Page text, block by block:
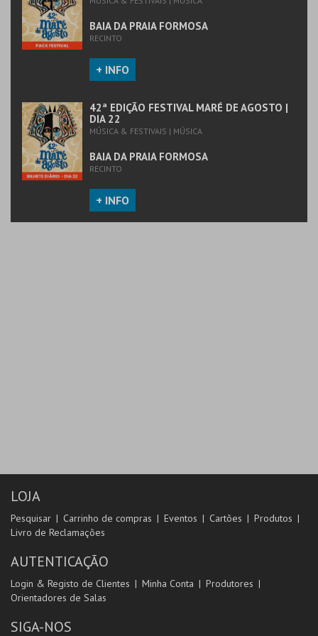
COMPRAR COMPRAR
BAIA DA PRAIA FORMOSA
RECINTO
+ INFO
42ª EDIÇÃO FESTIVAL MARÉ DE AGOSTO |
DIA 22
MÚSICA & FESTIVAIS | MÚSICA
BAIA DA PRAIA FORMOSA
RECINTO
+ INFO
LOJA
Pesquisar Carrinho de compras Eventos Cartões
Produtos
Livro de Reclamações
AUTENTICAÇÃO
Login & Registo de Clientes Minha Conta
Produtores
Orientadores de Salas
SIGA-NOS